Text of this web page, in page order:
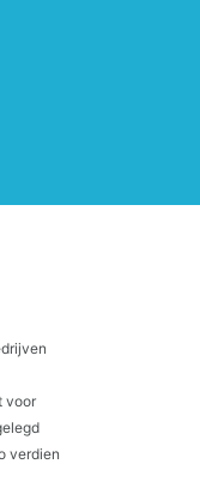
voor
verdien